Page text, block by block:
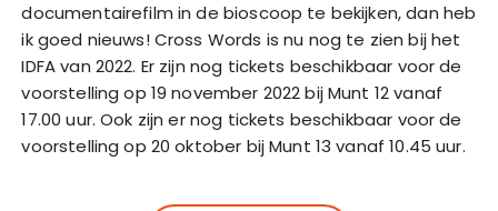
documentairefilm in de bioscoop te bekijken, dan heb
ik goed nieuws! Cross Words is nu nog te zien bij het
IDFA van 2022. Er zijn nog tickets beschikbaar voor de
voorstelling op 19 november 2022 bij Munt 12 vanaf
17.00 uur. Ook zijn er nog tickets beschikbaar voor de
voorstelling op 20 oktober bij Munt 13 vanaf 10.45 uur.